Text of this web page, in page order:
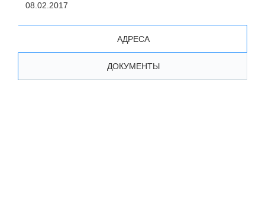
08.02.2017
АДРЕСА
ДОКУМЕНТЫ